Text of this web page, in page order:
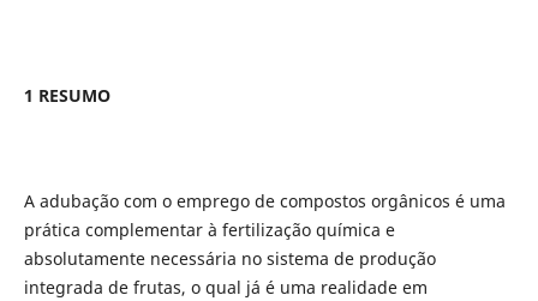
1 RESUMO
A adubação com o emprego de compostos orgânicos é uma
prática complementar à fertilização química e
absolutamente necessária no sistema de produção
integrada de frutas, o qual já é uma realidade em